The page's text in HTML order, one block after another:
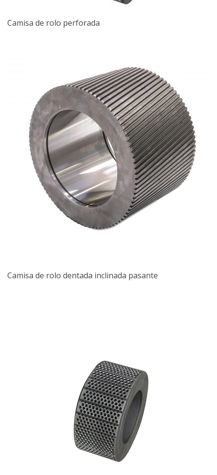
Camisa de rolo perforada
Camisa de rolo dentada inclinada pasante